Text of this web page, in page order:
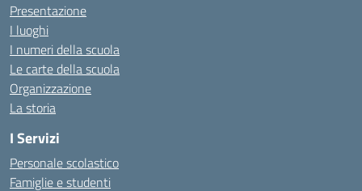
Presentazione
I luoghi
I numeri della scuola
Le carte della scuola
Organizzazione
La storia
I Servizi
Personale scolastico
Famiglie e studenti